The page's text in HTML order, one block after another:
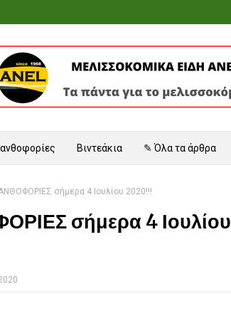
Βιντεάκια ✎ Όλα τα άρθρα
σήμερα 4 Ιουλίου 2020!!!
σήμερα 4 Ιουλίου